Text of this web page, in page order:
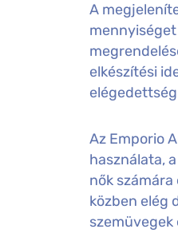
A
elkészítési
Az Emporio
használata,
nők
közben elég
szemüvegek